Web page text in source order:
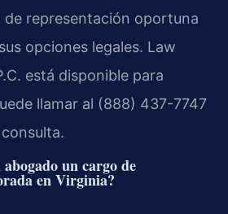
de representación oportuna
opciones legales. Law
está disponible para
llamar al (888) 437-7747
un cargo de
en Virginia?